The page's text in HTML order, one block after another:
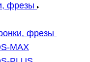
фрезы
фрезы
MAX